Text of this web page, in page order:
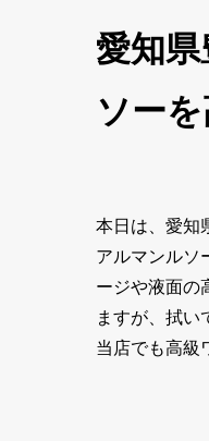
愛知
ソー
本日は、愛知
アルマンルソ
ージや液面の
ますが、拭い
当店でも高級